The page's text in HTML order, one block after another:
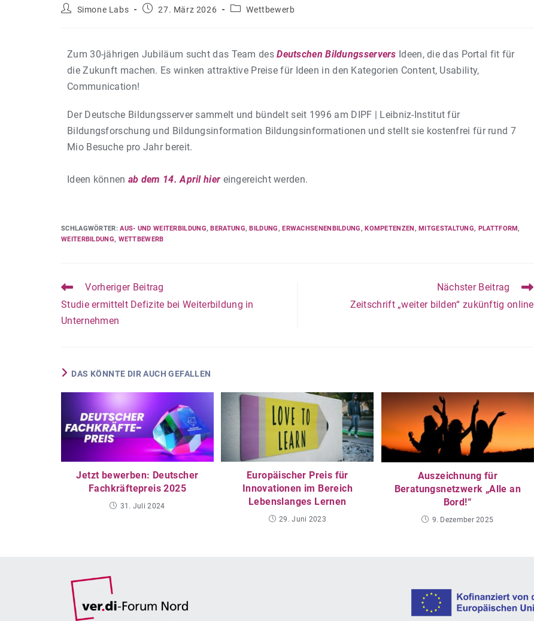
Simone Labs 27. März 2026 Wettbewerb
Zum 30-jährigen Jubiläum sucht das Team desDeutschen Bildungsservers Ideen, die das Portal fit für
die Zukunft machen. Es winken attraktive Preise für Ideen in den Kategorien Content, Usability,
Communication!
Der Deutsche Bildungsserver sammelt und bündelt seit 1996 am DIPF | Leibniz-Institut für
Bildungsforschung und Bildungsinformation Bildungsinformationen und stellt sie kostenfrei für rund 7
Mio Besuche pro Jahr bereit.
Ideen können ab dem 14. April hier eingereicht werden.
SCHLAGWÖRTER:AUS- UND WEITERBILDUNG, BERATUNG, BILDUNG, ERWACHSENENBILDUNG, KOMPETENZEN , MITGESTALTUNG, PLATTFORM,
WEITERBILDUNG, WETTBEWERB
Vorheriger Beitrag
Studie ermittelt Defizite bei Weiterbildung in
Unternehmen
Nächster Beitrag
Zeitschrift „weiter bilden“ zukünftig online
DAS KÖNNTE DIR AUCH GEFALLEN
Jetzt bewerben: Deutscher
Fachkräftepreis 2025
31. Juli 2024
Europäischer Preis für
Innovationen im Bereich
Lebenslanges Lernen
29. Juni 2023
Auszeichnung für
Beratungsnetzwerk „Alle an
Bord!“
9. Dezember 2025